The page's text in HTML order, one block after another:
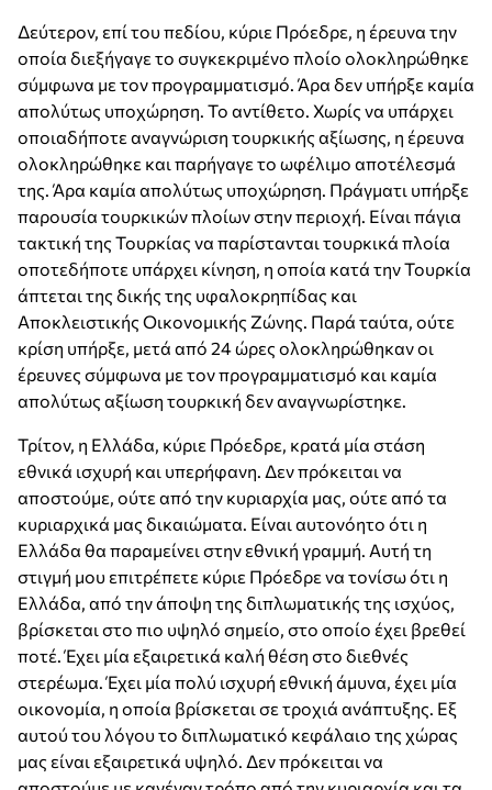
Δεύτερον, επί του πεδίου, κύριε Πρόεδρε, η έρευνα την
οποία διεξήγαγε το συγκεκριμένο πλοίο ολοκληρώθηκε
σύμφωνα με τον προγραμματισμό. Άρα δεν υπήρξε καμία
απολύτως υποχώρηση. Το αντίθετο. Χωρίς να υπάρχει
οποιαδήποτε αναγνώριση τουρκικής αξίωσης, η έρευνα
ολοκληρώθηκε και παρήγαγε το ωφέλιμο αποτέλεσμά
της. Άρα καμία απολύτως υποχώρηση. Πράγματι υπήρξε
παρουσία τουρκικών πλοίων στην περιοχή. Είναι πάγια
τακτική της Τουρκίας να παρίστανται τουρκικά πλοία
οποτεδήποτε υπάρχει κίνηση, η οποία κατά την Τουρκία
άπτεται της δικής της υφαλοκρηπίδας και
Αποκλειστικής Οικονομικής Ζώνης. Παρά ταύτα, ούτε
κρίση υπήρξε, μετά από 24 ώρες ολοκληρώθηκαν οι
έρευνες σύμφωνα με τον προγραμματισμό και καμία
απολύτως αξίωση τουρκική δεν αναγνωρίστηκε.
Τρίτον, η Ελλάδα, κύριε Πρόεδρε, κρατά μία στάση
εθνικά ισχυρή και υπερήφανη. Δεν πρόκειται να
αποστούμε, ούτε από την κυριαρχία μας, ούτε από τα
κυριαρχικά μας δικαιώματα. Είναι αυτονόητο ότι η
Ελλάδα θα παραμείνει στην εθνική γραμμή. Αυτή τη
στιγμή μου επιτρέπετε κύριε Πρόεδρε να τονίσω ότι η
Ελλάδα, από την άποψη της διπλωματικής της ισχύος,
βρίσκεται στο πιο υψηλό σημείο, στο οποίο έχει βρεθεί
ποτέ. Έχει μία εξαιρετικά καλή θέση στο διεθνές
στερέωμα. Έχει μία πολύ ισχυρή εθνική άμυνα, έχει μία
οικονομία, η οποία βρίσκεται σε τροχιά ανάπτυξης. Εξ
αυτού του λόγου το διπλωματικό κεφάλαιο της χώρας
μας είναι εξαιρετικά υψηλό. Δεν πρόκειται να